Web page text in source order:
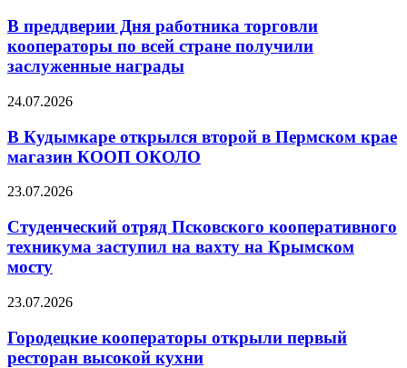
В преддверии Дня работника торговли
кооператоры по всей стране получили
заслуженные награды
24.07.2026
В Кудымкаре открылся второй в Пермском крае
магазин КООП ОКОЛО
23.07.2026
Студенческий отряд Псковского кооперативного
техникума заступил на вахту на Крымском
мосту
23.07.2026
Городецкие кооператоры открыли первый
ресторан высокой кухни